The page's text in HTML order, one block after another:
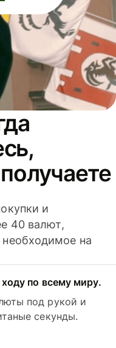
и
40 валют,
на
по всему миру.
под рукой и
секунды.